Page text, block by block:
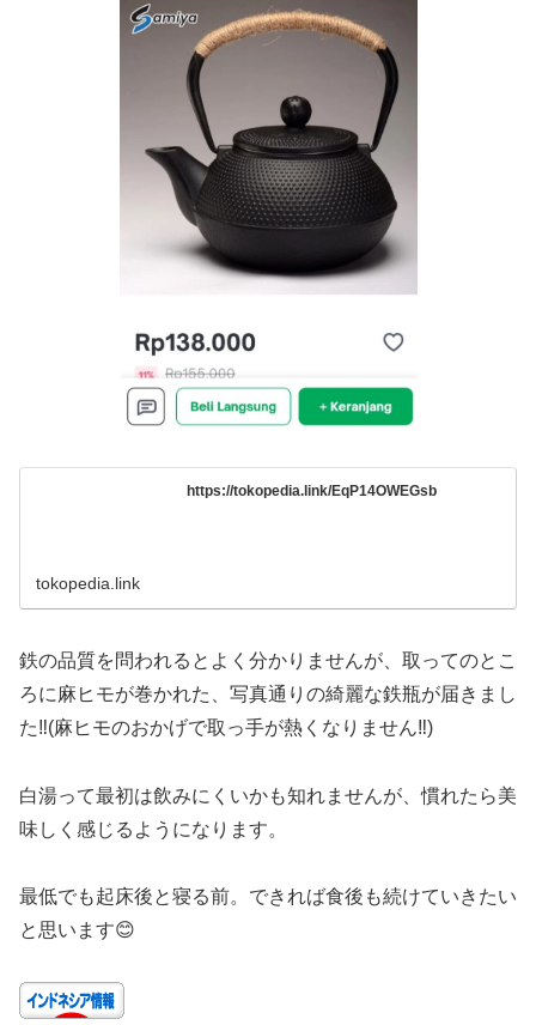
https://tokopedia.link/EqP14OWEGsb
tokopedia.link
鉄の品質を問われるとよく分かりませんが、取ってのとこ
ろに麻ヒモが巻かれた、写真通りの綺麗な鉄瓶が届きまし
た‼️(麻ヒモのおかげで取っ手が熱くなりません‼️)
白湯って最初は飲みにくいかも知れませんが、慣れたら美
味しく感じるようになります。
最低でも起床後と寝る前。できれば食後も続けていきたい
と思います😊